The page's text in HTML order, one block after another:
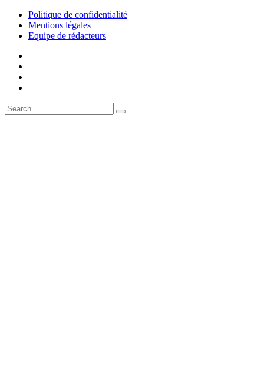
Politique de confidentialité
Mentions légales
Equipe de rédacteurs